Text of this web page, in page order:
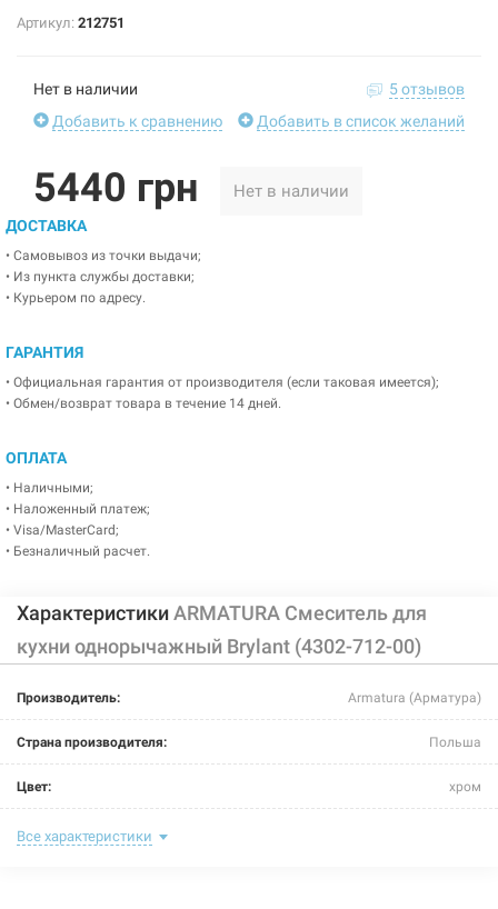
Артикул: 212751
Нет в наличии
5 отзывов
Добавить к сравнению
Добавить в список желаний
5440 грн Нет в наличии
ДОСТАВКА
• Самовывоз из точки выдачи;
• Из пункта службы доставки;
• Курьером по адресу.
ГАРАНТИЯ
• Официальная гарантия от производителя (если таковая имеется);
• Обмен/возврат товара в течение 14 дней.
ОПЛАТА
• Наличными;
• Наложенный платеж;
• Visa/MasterCard;
• Безналичный расчет.
ХарактеристикиARMATURA Смеситель для
кухни однорычажный Brylant (4302-712-00)
Производитель: Armatura (Арматура)
Страна производителя: Польша
Цвет: хром
Назначение смесителя:
Все характеристики